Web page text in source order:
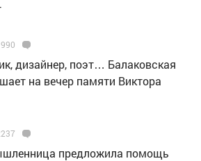
дизайнер, поэт… Балаковская
на вечер памяти Виктора
предложила помощь